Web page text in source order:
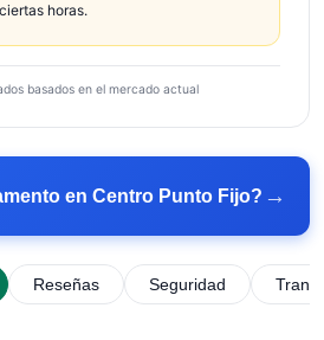
horas.
basados en el mercado actual
en Centro Punto Fijo? →
Reseñas Seguridad